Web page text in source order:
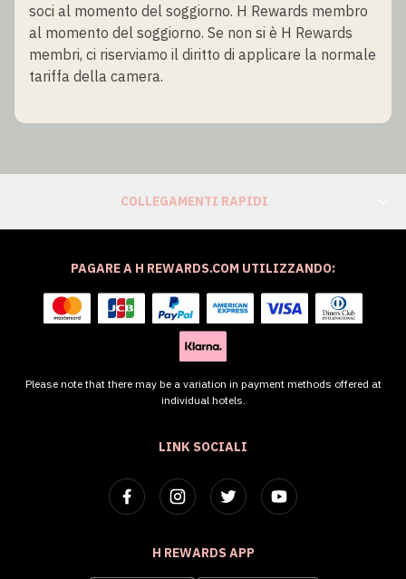
soci al momento del soggiorno. H Rewards membro
al momento del soggiorno. Se non si è H Rewards
membri, ci riserviamo il diritto di applicare la normale
tariffa della camera.
COLLEGAMENTI RAPIDI
LINK SOCIALI
H REWARDS APP
PAGARE A H REWARDS.COM UTILIZZANDO:
Please note that there may be a variation in payment methods offered at
individual hotels.